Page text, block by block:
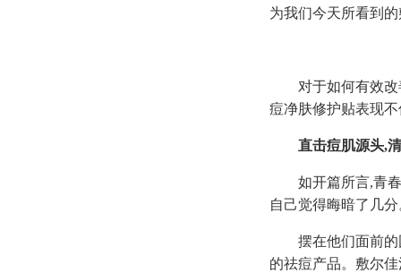
为我们今天所看到
对于如何有效
痘净肤修护贴表现
直击痘肌源头,
如开篇所言,青
自己觉得晦暗了几分
摆在他们面前
的祛痘产品。敷尔